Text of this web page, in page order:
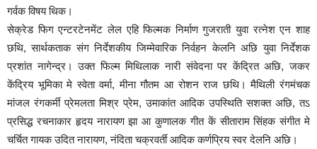
गर्वक विषय थिक।
सेक्रेड फिग एन्टरटेनमेंट लेल एहि फिल्मक निर्माण गुजराती युवा रत्नेश एन शाह
छथि, सार्थकताक संग निर्देशकीय जिम्मेवारिक निर्वहन केलनि अछि युवा निर्देशक
प्रशांत नागेन्द्र। उक्त फिल्म मिथिलाक नारी संवेदना पर केंद्रित अछि, जकर
केंद्रिय भूमिका मे स्वेता वर्मा, मीना गौतम आ रोशन राज छथि। मैथिली रंगमंचक
मांजल रंगकर्मी प्रेमलता मिश्र प्रेम, उमाकांत आदिक उपस्थिति सशक्त अछि, तऽ
प्रसिद्ध रचनाकार हृदय नारायण झा आ कुणालक गीत कें सीताराम सिंहक संगीत मे
चर्चित गायक उदित नारायण, नंदिता चक्रवर्ती आदिक कर्णप्रिय स्वर देलनि अछि।